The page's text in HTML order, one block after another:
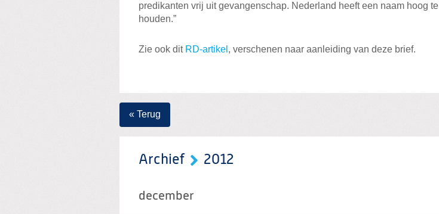
predikanten vrij uit gevangenschap. Nederland heeft een naam hoog te
houden.”
Zie ook dit RD-artikel , verschenen naar aanleiding van deze brief.
« Terug
Archief 2012
december